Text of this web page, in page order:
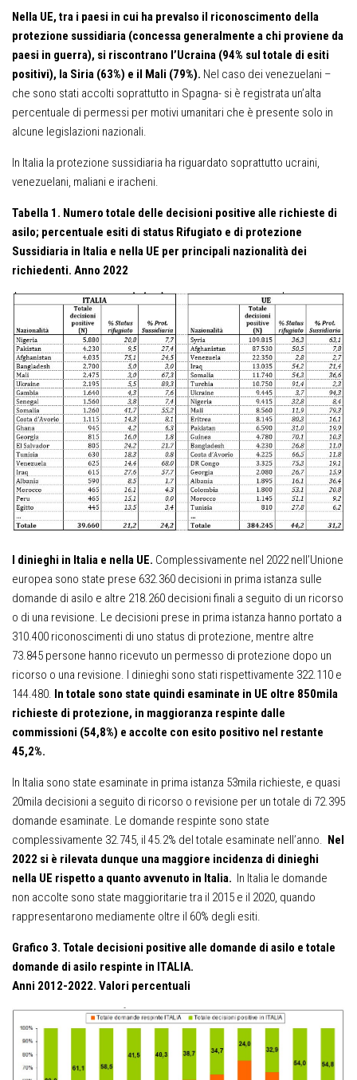
Nella UE, tra i paesi in cui ha prevalso il riconoscimento della
protezione sussidiaria (concessa generalmente a chi proviene da
paesi in guerra), si riscontrano l’Ucraina (94% sul totale di esiti
positivi), la Siria (63%) e il Mali (79%). Nel caso dei venezuelani –
che sono stati accolti soprattutto in Spagna- si è registrata un’alta
percentuale di permessi per motivi umanitari che è presente solo in
alcune legislazioni nazionali.
In Italia la protezione sussidiaria ha riguardato soprattutto ucraini,
venezuelani, maliani e iracheni.
Tabella 1. Numero totale delle decisioni positive alle richieste di
asilo; percentuale esiti di status Rifugiato e di protezione
Sussidiaria in Italia e nella UE per principali nazionalità dei
richiedenti. Anno 2022
I dinieghi in Italia e nella UE. Complessivamente nel 2022 nell’Unione
europea sono state prese 632.360 decisioni in prima istanza sulle
domande di asilo e altre 218.260 decisioni finali a seguito di un ricorso
o di una revisione. Le decisioni prese in prima istanza hanno portato a
310.400 riconoscimenti di uno status di protezione, mentre altre
73.845 persone hanno ricevuto un permesso di protezione dopo un
ricorso o una revisione. I dinieghi sono stati rispettivamente 322.110 e
144.480. In totale sono state quindi esaminate in UE oltre 850mila
richieste di protezione, in maggioranza respinte dalle
commissioni (54,8%) e accolte con esito positivo nel restante
45,2%.
In Italia sono state esaminate in prima istanza 53mila richieste, e quasi
20mila decisioni a seguito di ricorso o revisione per un totale di 72.395
domande esaminate. Le domande respinte sono state
complessivamente 32.745, il 45.2% del totale esaminate nell’anno. Nel
2022 si è rilevata dunque una maggiore incidenza di dinieghi
nella UE rispetto a quanto avvenuto in Italia. In Italia le domande
non accolte sono state maggioritarie tra il 2015 e il 2020, quando
rappresentarono mediamente oltre il 60% degli esiti.
Grafico 3. Totale decisioni positive alle domande di asilo e totale
domande di asilo respinte in ITALIA.
Anni 2012-2022. Valori percentuali